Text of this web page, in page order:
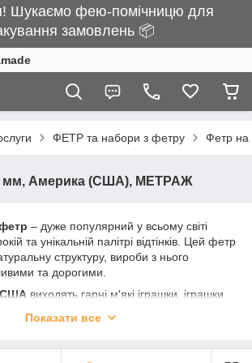
Шукаємо фею-помічницю для
замовлень 📦
ФЕТР та набори з фетру Фетр
мм, Америка (США), МЕТРАЖ
– дуже популярний у всьому світі
та унікальній палітрі відтінків. Цей фетр
структуру, вироби з нього
та дорогими.
США виходять гарні м'які іграшки, іграшки
декору одягу та інтер'єру.
фетру на метраж — 1 відріз 0.9 х
Показати все